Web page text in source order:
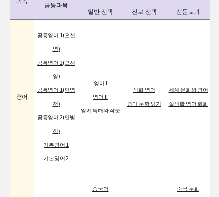
공통과목
일반 선택 진로 선택 전문교과
영어
공통영어 1(오선
영)
공통영어 2(오선
영)
공통영어 1(민병
천)
공통영어 2(민병
천)
기본영어 1
기본영어 2
영어 I
영어 II
영어 독해와 작문
심화 영어
영미 문학 읽기
세계 문화와 영어
실생활 영어 회화
중국어 중국 문화